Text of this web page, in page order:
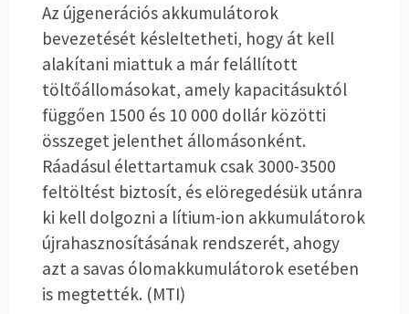
Az újgenerációs akkumulátorok
bevezetését késleltetheti, hogy át kell
alakítani miattuk a már felállított
töltőállomásokat, amely kapacitásuktól
függően 1500 és 10 000 dollár közötti
összeget jelenthet állomásonként.
Ráadásul élettartamuk csak 3000-3500
feltöltést biztosít, és elöregedésük utánra
ki kell dolgozni a lítium-ion akkumulátorok
újrahasznosításának rendszerét, ahogy
azt a savas ólomakkumulátorok esetében
is megtették. (MTI)